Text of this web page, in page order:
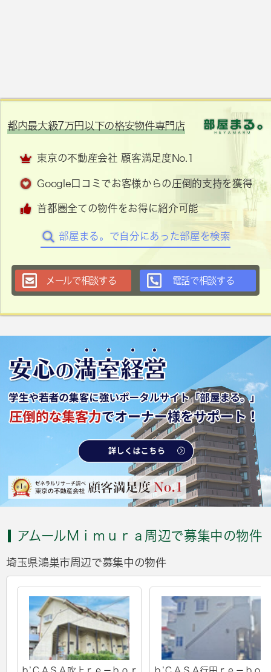
都内最大級7万円以下の格安物件専門店
東京の不動産会社 顧客満足度No.1
Google口コミでお客様からの圧倒的支持を獲得
首都圏全ての物件をお得に紹介可能
部屋まる。で自分にあった部屋を検索
メールで相談する 電話で相談する
アムールＭｉｍｕｒａ周辺で募集中の物件
埼玉県鴻巣市周辺で募集中の物件